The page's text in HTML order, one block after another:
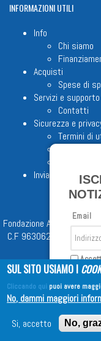
INFORMAZIONIUTILI
Info
Chi siamo
Acquisti
Spese di
Servizi e supporto
Contatti
Sicurezza e
Termini di
Invia proposta
Fondazione Apostolicam
C.F 96306220581 -
Copyright ©
Email
SUL SITO USIAMO I
Cliccando qui puoi avere
No, dammi maggiori
Si, accetto
No,